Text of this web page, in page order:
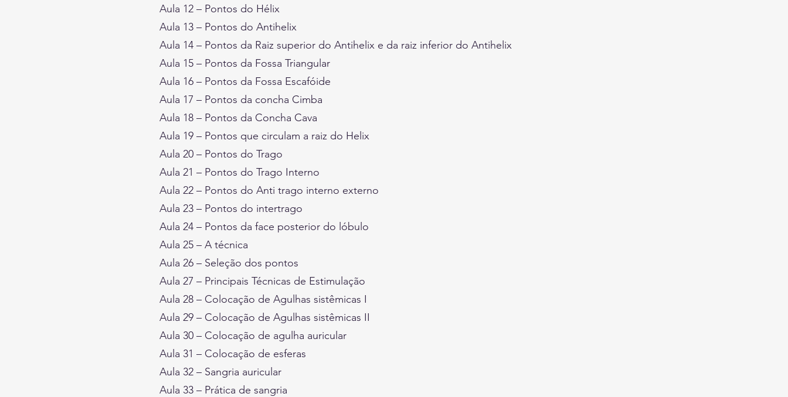
Aula 12 – Pontos do Hélix
Aula 13 – Pontos do Antihelix
Aula 14 – Pontos da Raiz superior do Antihelix e da raiz inferior do Antihelix
Aula 15 – Pontos da Fossa Triangular
Aula 16 – Pontos da Fossa Escafóide
Aula 17 – Pontos da concha Cimba
Aula 18 – Pontos da Concha Cava
Aula 19 – Pontos que circulam a raiz do Helix
Aula 20 – Pontos do Trago
Aula 21 – Pontos do Trago Interno
Aula 22 – Pontos do Anti trago interno externo
Aula 23 – Pontos do intertrago
Aula 24 – Pontos da face posterior do lóbulo
Aula 25 – A técnica
Aula 26 – Seleção dos pontos
Aula 27 – Principais Técnicas de Estimulação
Aula 28 – Colocação de Agulhas sistêmicas I
Aula 29 – Colocação de Agulhas sistêmicas II
Aula 30 – Colocação de agulha auricular
Aula 31 – Colocação de esferas
Aula 32 – Sangria auricular
Aula 33 – Prática de sangria